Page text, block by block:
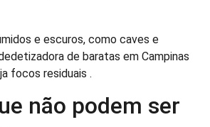
e escuros, como caves e
de baratas em Campinas
focos residuais .
não podem ser